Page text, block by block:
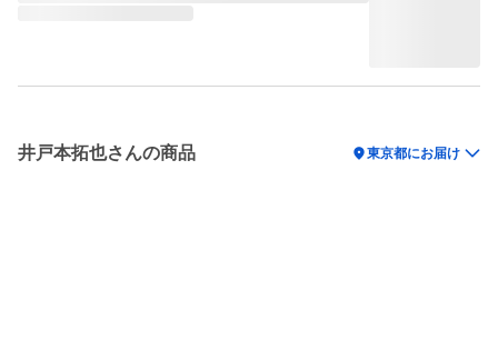
井戸本拓也さんの商品 location_on東京都にお届け